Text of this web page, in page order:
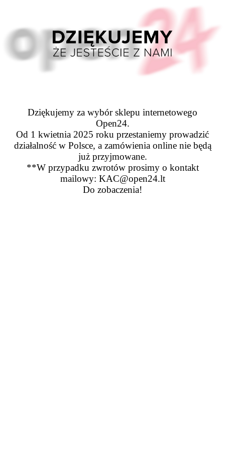
Dziękujemy za wybór sklepu internetowego
Open24.
Od 1 kwietnia 2025 roku przestaniemy prowadzić
działalność w Polsce, a zamówienia online nie będą
już przyjmowane.
**W przypadku zwrotów prosimy o kontakt
mailowy: KAC@open24.lt
Do zobaczenia!